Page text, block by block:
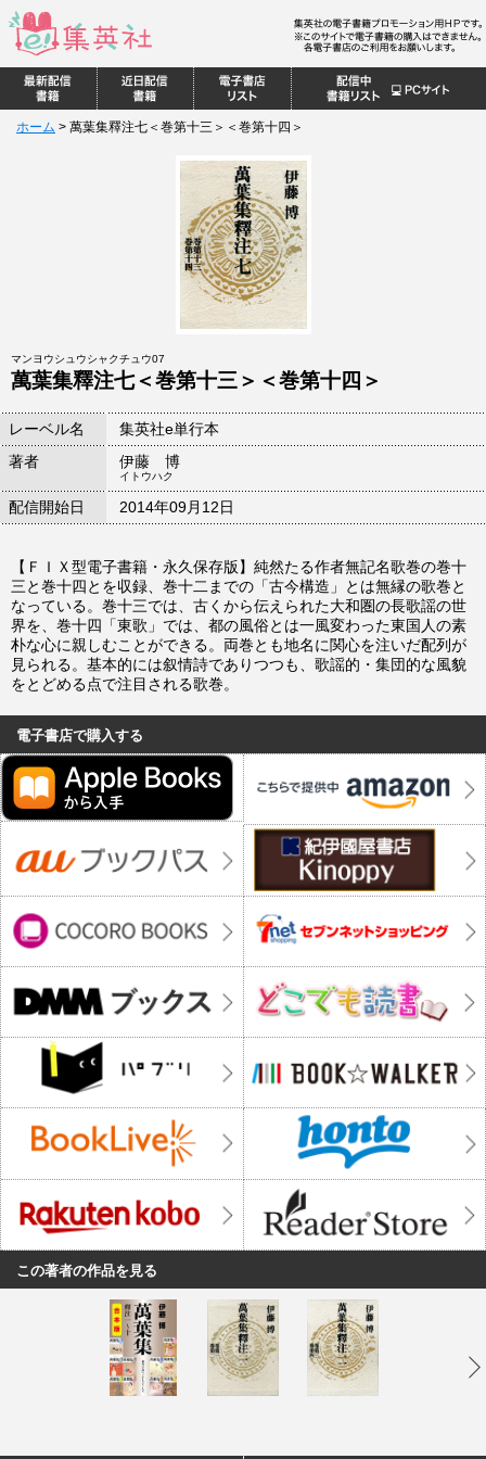
ホーム > 萬葉集釋注七＜巻第十三＞＜巻第十四＞
マンヨウシュウシャクチュウ07
萬葉集釋注七＜巻第十三＞＜巻第十四＞
レーベル名
集英社e単行本
著者
伊藤 博
イトウハク
配信開始日 2014年09月12日
【ＦＩＸ型電子書籍・永久保存版】純然たる作者無記名歌巻の巻十
三と巻十四とを収録、巻十二までの「古今構造」とは無縁の歌巻と
なっている。巻十三では、古くから伝えられた大和圏の長歌謡の世
界を、巻十四「東歌」では、都の風俗とは一風変わった東国人の素
朴な心に親しむことができる。両巻とも地名に関心を注いだ配列が
見られる。基本的には叙情詩でありつつも、歌謡的・集団的な風貌
をとどめる点で注目される歌巻。
電子書店で購入する
この著者の作品を見る